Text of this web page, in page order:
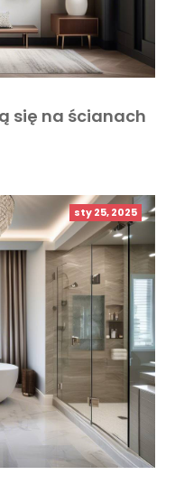
się na ścianach
sty 25, 2025